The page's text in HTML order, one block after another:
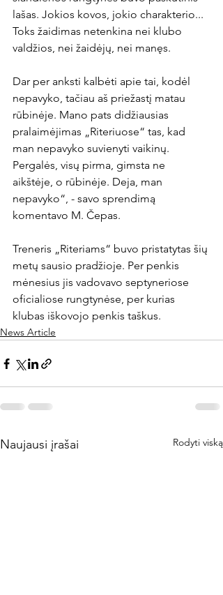
lašas. Jokios kovos, jokio charakterio...
Toks žaidimas netenkina nei klubo
valdžios, nei žaidėjų, nei manęs.
Dar per anksti kalbėti apie tai, kodėl
nepavyko, tačiau aš priežastį matau
rūbinėje. Mano pats didžiausias
pralaimėjimas „Riteriuose“ tas, kad
man nepavyko suvienyti vaikinų.
Pergalės, visų pirma, gimsta ne
aikštėje, o rūbinėje. Deja, man
nepavyko“, - savo sprendimą
komentavo M. Čepas.
Treneris „Riteriams“ buvo pristatytas šių
metų sausio pradžioje. Per penkis
mėnesius jis vadovavo septyneriose
oficialiose rungtynėse, per kurias
klubas iškovojo penkis taškus.
News Article
Naujausi įrašai Rodyti viską